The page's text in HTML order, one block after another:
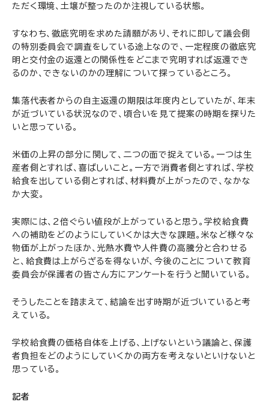
ただく環境、土壌が整ったのか注視している状態。
すなわち、徹底究明を求めた請願があり、それに即して議会側
の特別委員会で調査をしている途上なので、一定程度の徹底究
明と交付金の返還との関係性をどこまで究明すれば返還でき
るのか、できないのかの理解について探っているところ。
集落代表者からの自主返還の期限は年度内としていたが、年末
が近づいている状況なので、頃合いを見て提案の時期を探りた
いと思っている。
米価の上昇の部分に関して、二つの面で捉えている。一つは生
産者側とすれば、喜ばしいこと。一方で消費者側とすれば、学校
給食を出している側とすれば、材料費が上がったので、なかな
か大変。
実際には、2倍ぐらい値段が上がっていると思う。学校給食費
への補助をどのようにしていくかは大きな課題。米など様々な
物価が上がったほか、光熱水費や人件費の高騰分と合わせる
と、給食費は上がらざるを得ないが、今後のことについて教育
委員会が保護者の皆さん方にアンケートを行うと聞いている。
そうしたことを踏まえて、結論を出す時期が近づいていると考
えている。
学校給食費の価格自体を上げる、上げないという議論と、保護
者負担をどのようにしていくかの両方を考えないといけないと
思っている。
記者